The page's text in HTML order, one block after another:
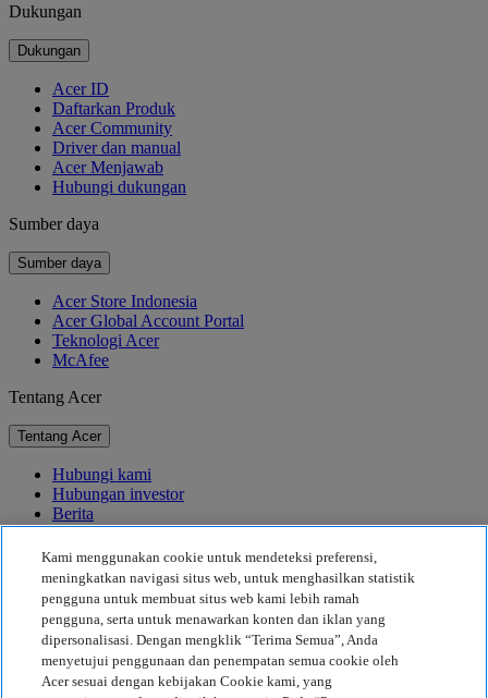
Dukungan
Dukungan
Acer ID
Daftarkan Produk
Acer Community
Driver dan manual
Acer Menjawab
Hubungi dukungan
Sumber daya
Sumber daya
Acer Store Indonesia
Acer Global Account Portal
Teknologi Acer
McAfee
Tentang Acer
Tentang Acer
Hubungi kami
Hubungan investor
Berita
Penghargaan
Acara
Keberlanjutan
Keberlanjutan
Tanggung Jawab Sosial Perusahaan
Jejak Karbon Produk
Kami menggunakan cookie untuk mendeteksi preferensi,
meningkatkan navigasi situs web, untuk menghasilkan statistik
pengguna untuk membuat situs web kami lebih ramah
pengguna, serta untuk menawarkan konten dan iklan yang
dipersonalisasi. Dengan mengklik “Terima Semua”, Anda
menyetujui penggunaan dan penempatan semua cookie oleh
Acer sesuai dengan kebijakan Cookie kami, yang